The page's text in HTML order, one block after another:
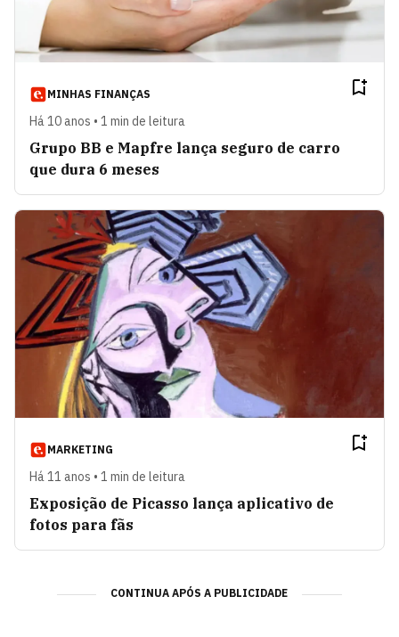
MINHAS FINANÇAS
Há 10 anos • 1 min de leitura
Grupo BB e Mapfre lança seguro de carro
que dura 6 meses
MARKETING
Há 11 anos • 1 min de leitura
Exposição de Picasso lança aplicativo de
fotos para fãs
CONTINUA APÓS A PUBLICIDADE